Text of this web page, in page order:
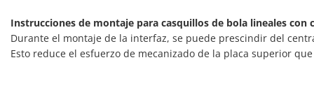
Instrucciones de montaje para casquillos de bola lineales
Durante el montaje de la interfaz, se puede prescindir del
Esto reduce el esfuerzo de mecanizado de la placa superior